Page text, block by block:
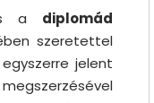
a diplomád
szeretettel
jelent